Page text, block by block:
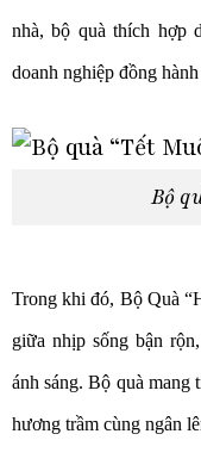
nhà, bộ quà thích hợp
doanh nghiệp đồng
Bộ
Trong khi đó, Bộ Quà
giữa nhịp sống bận
ánh sáng. Bộ quà mang
hương trầm cùng ngân